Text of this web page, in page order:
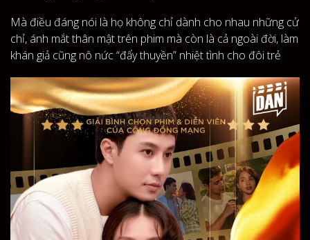
Mà điều đáng nói là họ không chỉ dành cho nhau những cử
chỉ, ánh mắt thân mật trên phim mà còn là cả ngoài đời, làm
khán giả cũng nô nức “đẩy thuyền” nhiệt tình cho đôi trẻ